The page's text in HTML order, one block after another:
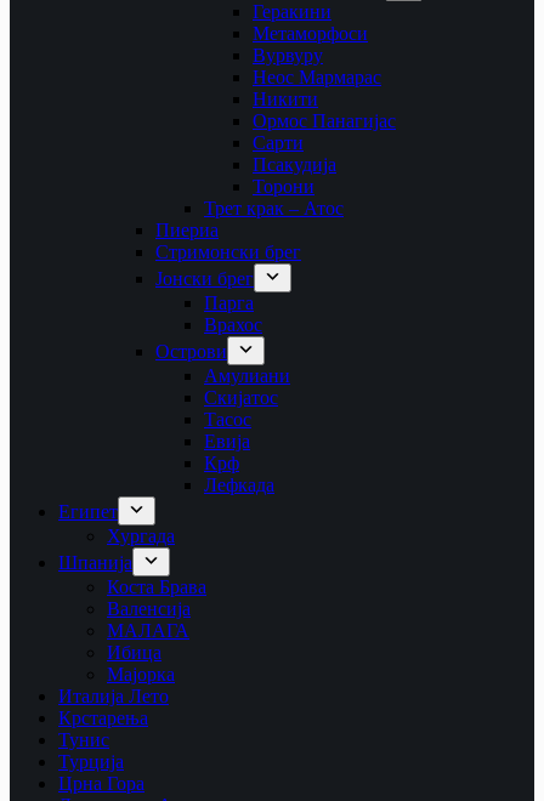
Геракини
Метаморфоси
Вурвуру
Неос Мармарас
Никити
Ормос Панагијас
Сарти
Псакудија
Торони
Трет крак – Атос
Пиериа
Стримонски брег
Јонски брег
Парга
Врахос
Острови
Амулиани
Скијатос
Тасос
Евија
Крф
Лефкада
Египет
Хургада
Шпанија
Коста Брава
Валенсија
МАЛАГА
Ибица
Мајорка
Италија Лето
Крстарења
Тунис
Турција
Црна Гора